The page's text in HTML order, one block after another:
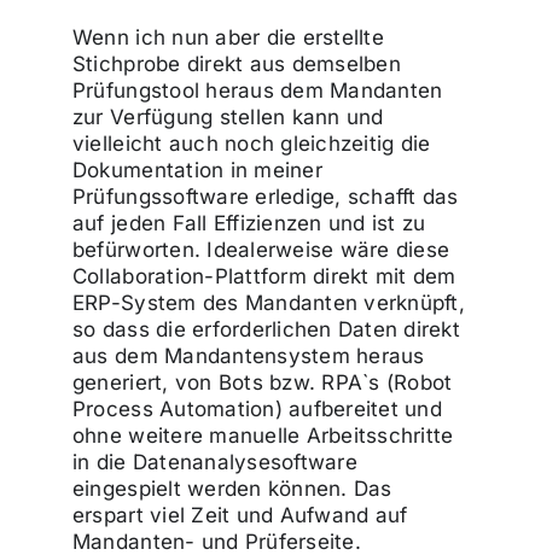
Wenn ich nun aber die erstellte
Stichprobe direkt aus demselben
Prüfungstool heraus dem Mandanten
zur Verfügung stellen kann und
vielleicht auch noch gleichzeitig die
Dokumentation in meiner
Prüfungssoftware erledige, schafft das
auf jeden Fall Effizienzen und ist zu
befürworten. Idealerweise wäre diese
Collaboration-Plattform direkt mit dem
ERP-System des Mandanten verknüpft,
so dass die erforderlichen Daten direkt
aus dem Mandantensystem heraus
generiert, von Bots bzw. RPA`s (Robot
Process Automation) aufbereitet und
ohne weitere manuelle Arbeitsschritte
in die Datenanalysesoftware
eingespielt werden können. Das
erspart viel Zeit und Aufwand auf
Mandanten- und Prüferseite.